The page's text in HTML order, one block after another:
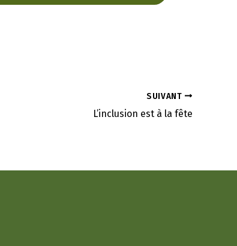
SUIVANT
L’inclusion est à la fête